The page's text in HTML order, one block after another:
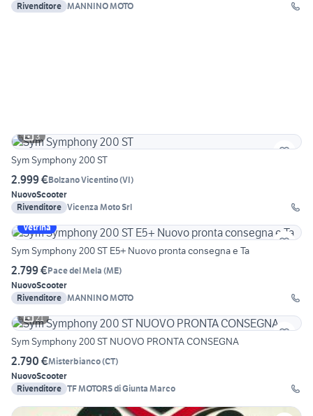
Rivenditore MANNINO MOTO
3
Sym Symphony 200 ST
2.999 €Bolzano Vicentino(VI)
NuovoScooter
Rivenditore Vicenza Moto Srl
Vetrina
Sym Symphony 200 ST E5+ Nuovo pronta consegna e Ta
2.799 €Pace del Mela (ME)
NuovoScooter
Rivenditore MANNINO MOTO
21
Sym Symphony 200 ST NUOVO PRONTA CONSEGNA
2.790 €Misterbianco(CT)
NuovoScooter
Rivenditore TF MOTORS di Giunta Marco